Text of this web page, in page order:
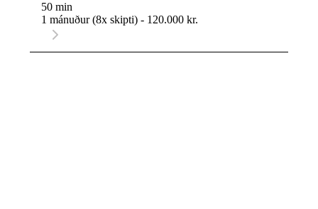
50 min
1 mánuður (8x skipti) - 120.000 kr.